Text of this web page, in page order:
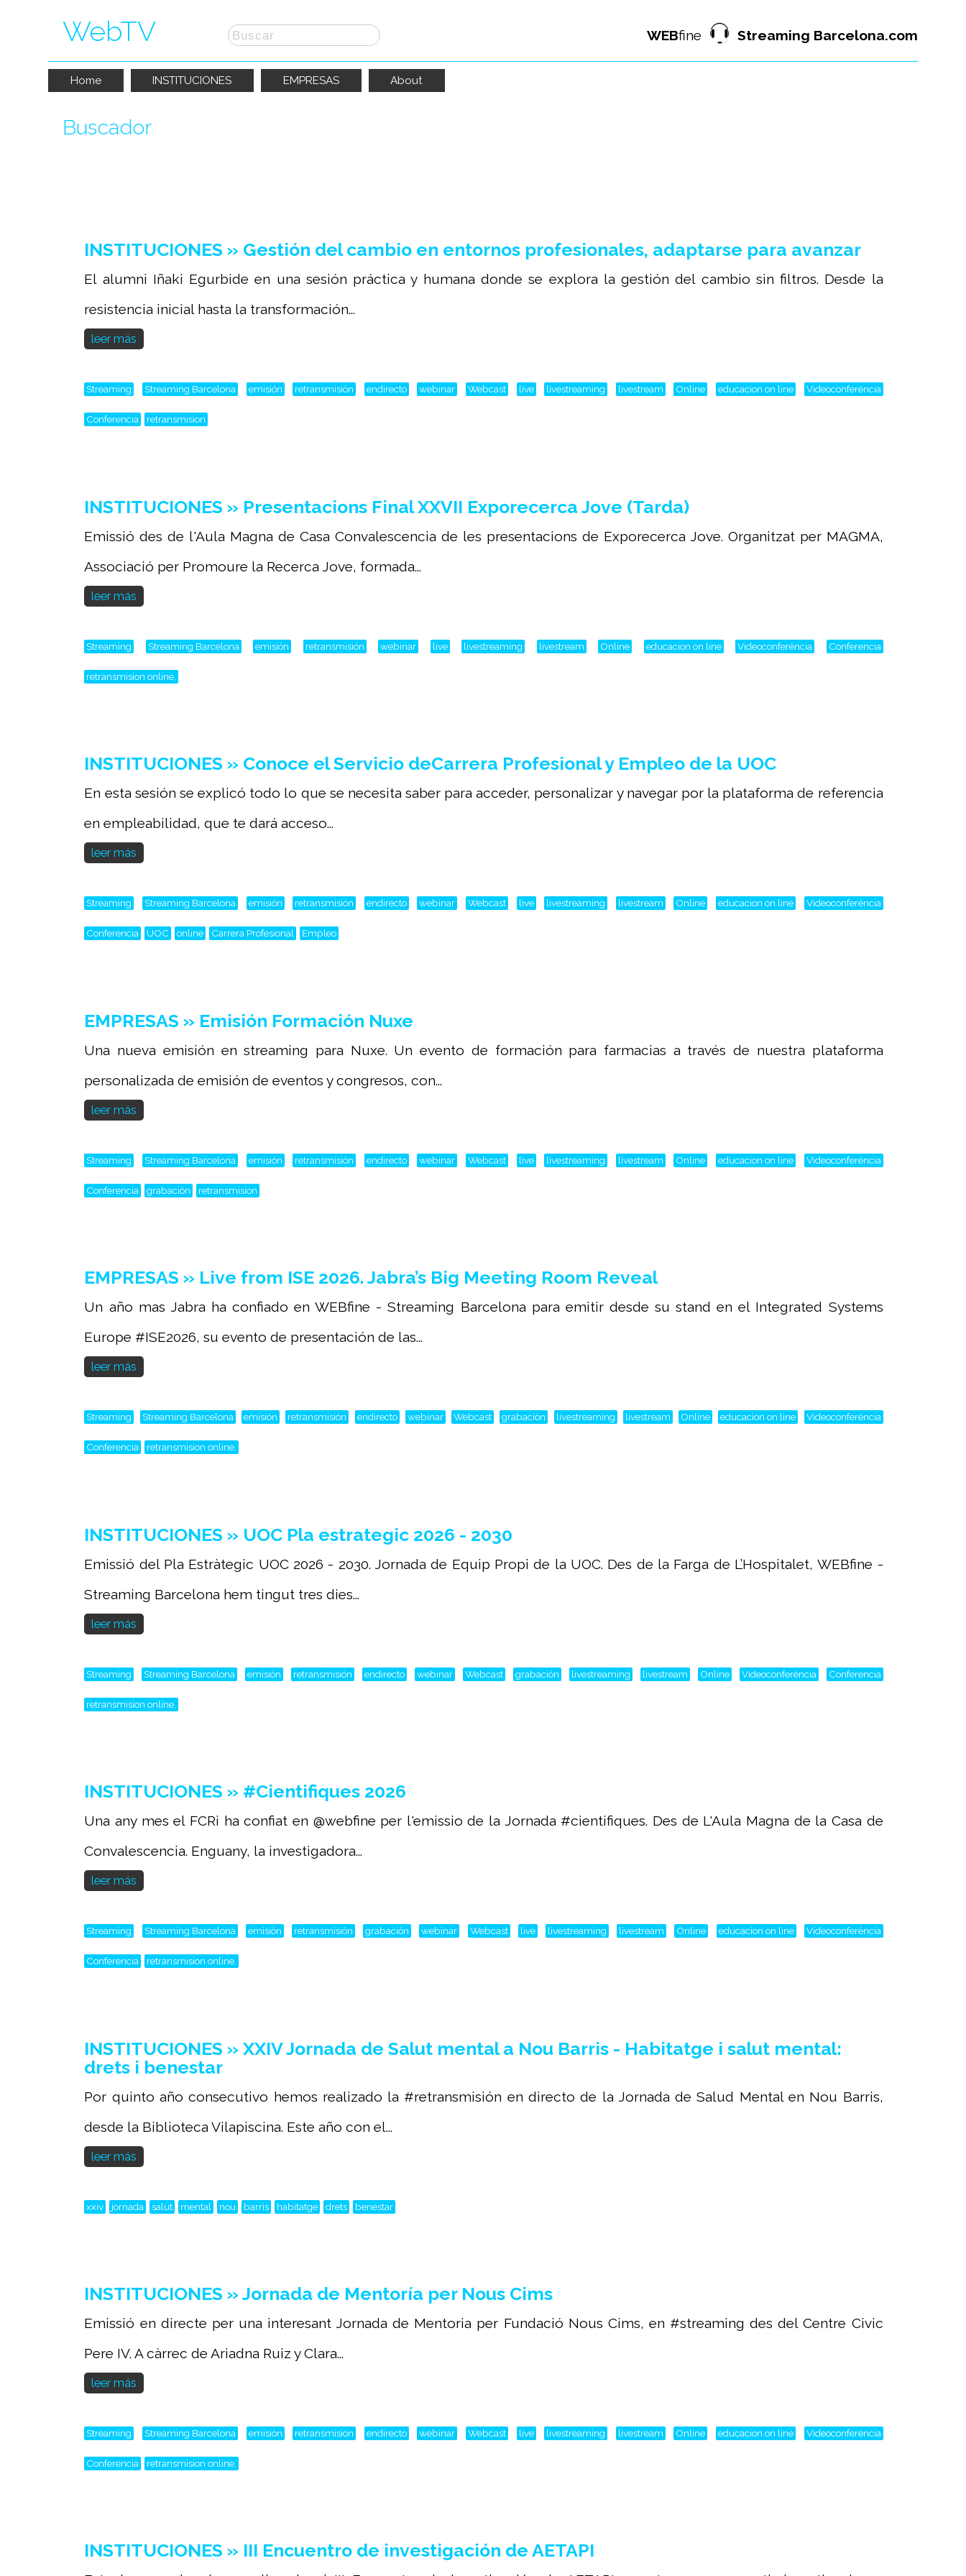
WebTV WEBfine Streaming Barcelona.com
Home INSTITUCIONES EMPRESAS About
Buscador
INSTITUCIONES » Gestión del cambio en entornos profesionales, adaptarse para avanzar
El alumni Iñaki Egurbide en una sesión práctica y humana donde se explora la gestión del cambio sin filtros. Desde la
resistencia inicial hasta la transformación...
leer más
Streaming Streaming Barcelona emisión retransmisión endirecto webinar Webcast live livestreaming livestream Online educacion on line Videoconferéncia
Conferencia retransmision
INSTITUCIONES » Presentacions Final XXVII Exporecerca Jove (Tarda)
Emissió des de l'Aula Magna de Casa Convalescencia de les presentacions de Exporecerca Jove. Organitzat per MAGMA,
Associació per Promoure la Recerca Jove, formada...
leer más
Streaming Streaming Barcelona emisión retransmisión webinar live livestreaming livestream Online educacion on line Videoconferéncia Conferencia
retransmision online,
INSTITUCIONES » Conoce el Servicio deCarrera Profesional y Empleo de la UOC
En esta sesión se explicó todo lo que se necesita saber para acceder, personalizar y navegar por la plataforma de referencia
en empleabilidad, que te dará acceso...
leer más
Streaming Streaming Barcelona emisión retransmisión endirecto webinar Webcast live livestreaming livestream Online educacion on line Videoconferéncia
Conferencia UOC online Carrera Profesional Empleo
EMPRESAS » Emisión Formación Nuxe
Una nueva emisión en streaming para Nuxe. Un evento de formación para farmacias a través de nuestra plataforma
personalizada de emisión de eventos y congresos, con...
leer más
Streaming Streaming Barcelona emisión retransmisión endirecto webinar Webcast live livestreaming livestream Online educacion on line Videoconferéncia
Conferencia grabación retransmision
EMPRESAS » Live from ISE 2026. Jabra’s Big Meeting Room Reveal
Un año mas Jabra ha confiado en WEBfine - Streaming Barcelona para emitir desde su stand en el Integrated Systems
Europe #ISE2026, su evento de presentación de las...
leer más
Streaming Streaming Barcelona emisión retransmisión endirecto webinar Webcast grabación livestreaming livestream Online educacion on line Videoconferéncia
Conferencia retransmision online,
INSTITUCIONES » UOC Pla estrategic 2026 - 2030
Emissió del Pla Estràtegic UOC 2026 - 2030. Jornada de Equip Propi de la UOC. Des de la Farga de L’Hospitalet, WEBfine -
Streaming Barcelona hem tingut tres dies...
leer más
Streaming Streaming Barcelona emisión retransmisión endirecto webinar Webcast grabación livestreaming livestream Online Videoconferéncia Conferencia
retransmision online,
INSTITUCIONES » #Cientifiques 2026
Una any mes el FCRi ha confiat en @webfine per l'emissio de la Jornada #cientifiques. Des de L'Aula Magna de la Casa de
Convalescencia. Enguany, la investigadora...
leer más
Streaming Streaming Barcelona emisión retransmisión grabación webinar Webcast live livestreaming livestream Online educacion on line Videoconferéncia
Conferencia retransmision online,
INSTITUCIONES » XXIV Jornada de Salut mental a Nou Barris - Habitatge i salut mental:
drets i benestar
Por quinto año consecutivo hemos realizado la #retransmisión en directo de la Jornada de Salud Mental en Nou Barris,
desde la Biblioteca Vilapiscina. Este año con el...
leer más
xxiv jornada salut mental nou barris habitatge drets benestar
INSTITUCIONES » Jornada de Mentoría per Nous Cims
Emissió en directe per una interesant Jornada de Mentoria per Fundació Nous Cims, en #streaming des del Centre Civic
Pere IV. A càrrec de Ariadna Ruiz y Clara...
leer más
Streaming Streaming Barcelona emisión retransmisión endirecto webinar Webcast live livestreaming livestream Online educacion on line Videoconferéncia
Conferencia retransmision online,
INSTITUCIONES » III Encuentro de investigación de AETAPI